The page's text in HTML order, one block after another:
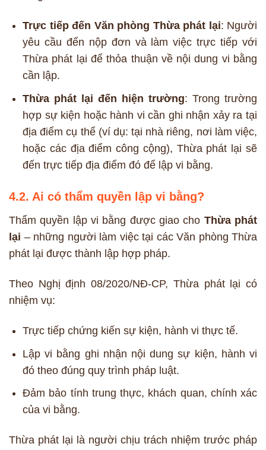
Trực tiếp đến Văn phòng Thừa phát lại: Người
yêu cầu đến nộp đơn và làm việc trực tiếp với
Thừa phát lại để thỏa thuận về nội dung vi bằng
cần lập.
Thừa phát lại đến hiện trường: Trong trường
hợp sự kiện hoặc hành vi cần ghi nhận xảy ra tại
địa điểm cụ thể (ví dụ: tại nhà riêng, nơi làm việc,
hoặc các địa điểm công cộng), Thừa phát lại sẽ
đến trực tiếp địa điểm đó để lập vi bằng.
4.2. Ai có thẩm quyền lập vi bằng?
Thẩm quyền lập vi bằng được giao cho Thừa phát
lại – những người làm việc tại các Văn phòng Thừa
phát lại được thành lập hợp pháp.
Theo Nghị định 08/2020/NĐ-CP, Thừa phát lại có
nhiệm vụ:
Trực tiếp chứng kiến sự kiện, hành vi thực tế.
Lập vi bằng ghi nhận nội dung sự kiện, hành vi
đó theo đúng quy trình pháp luật.
Đảm bảo tính trung thực, khách quan, chính xác
của vi bằng.
Thừa phát lại là người chịu trách nhiệm trước pháp